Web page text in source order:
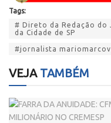
Tags:
# Direto da Redação do
da Cidade de SP
#jornalista
VEJATAMBÉM